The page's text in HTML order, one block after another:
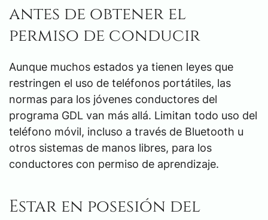
antes de obtener el
permiso de conducir
Aunque muchos estados ya tienen leyes que
restringen el uso de teléfonos portátiles, las
normas para los jóvenes conductores del
programa GDL van más allá. Limitan todo uso del
teléfono móvil, incluso a través de Bluetooth u
otros sistemas de manos libres, para los
conductores con permiso de aprendizaje.
Estar en posesión del